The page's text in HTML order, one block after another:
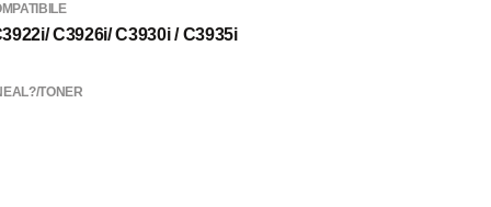
C3926i/ C3930i / C3935i
TONER